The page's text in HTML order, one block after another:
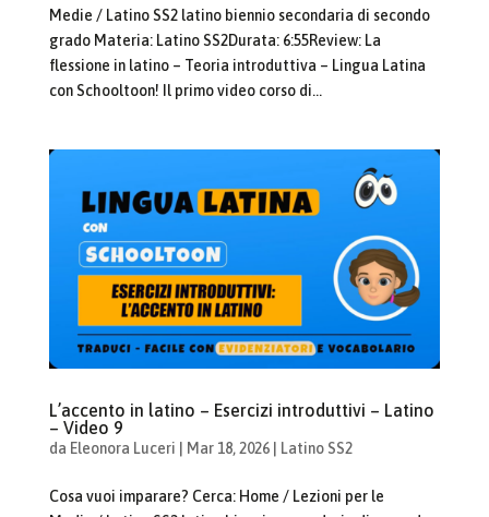
Medie / Latino SS2 latino biennio secondaria di secondo
grado Materia: Latino SS2Durata: 6:55Review: La
flessione in latino – Teoria introduttiva – Lingua Latina
con Schooltoon! Il primo video corso di...
L’accento in latino – Esercizi introduttivi – Latino
– Video 9
da Eleonora Luceri Mar 18, 2026| Latino SS2
Cosa vuoi imparare? Cerca: Home / Lezioni per le